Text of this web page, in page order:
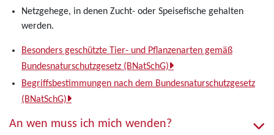
Netzgehege, in denen Zucht- oder Speisefische gehalten
werden.
Besonders geschützte Tier- und Pflanzenarten gemäß
Bundesnaturschutzgesetz (BNatSchG)
Begriffsbestimmungen nach dem Bundesnaturschutzgesetz
(BNatSchG)
An wen muss ich mich wenden?